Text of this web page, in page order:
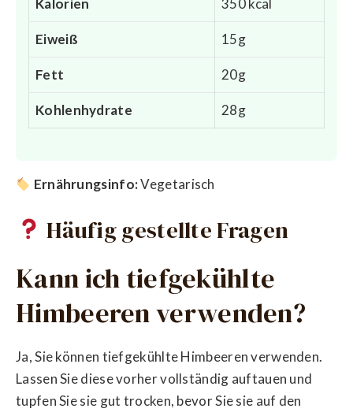
Eiweiß 15g
Fett 20g
Kohlenhydrate 28g
Ernährungsinfo:Vegetarisch
Häufig gestellte Fragen
Kann ich tiefgekühlte
Himbeeren verwenden?
Ja, Sie können tiefgekühlte Himbeeren verwenden.
Lassen Sie diese vorher vollständig auftauen und
tupfen Sie sie gut trocken, bevor Sie sie auf den